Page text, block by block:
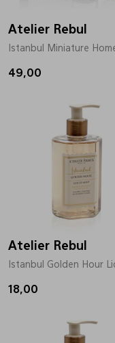
Atelier Rebul
49,00
Atelier Rebul
18,00